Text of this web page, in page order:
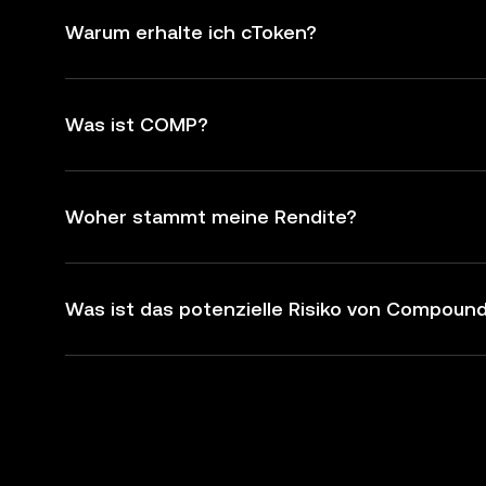
Warum erhalte ich cToken?
Was ist COMP?
Woher stammt meine Rendite?
Was ist das potenzielle Risiko von